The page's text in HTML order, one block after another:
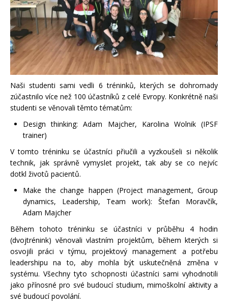
Naši studenti sami vedli 6 tréninků, kterých se dohromady
zúčastnilo více než 100 účastníků z celé Evropy. Konkrétně naši
studenti se věnovali těmto tématům:
Design thinking: Adam Majcher, Karolina Wolnik (IPSF
trainer)
V tomto tréninku se účastníci přiučili a vyzkoušeli si několik
technik, jak správně vymyslet projekt, tak aby se co nejvíc
dotkl životů pacientů.
Make the change happen (Project management, Group
dynamics, Leadership, Team work): Štefan Moravčík,
Adam Majcher
Během tohoto tréninku se účastníci v průběhu 4 hodin
(dvojtrénink) věnovali vlastním projektům, během kterých si
osvojili práci v týmu, projektový management a potřebu
leadershipu na to, aby mohla být uskutečněná změna v
systému. Všechny tyto schopnosti účastníci sami vyhodnotili
jako přínosné pro své budoucí studium, mimoškolní aktivity a
své budoucí povolání.